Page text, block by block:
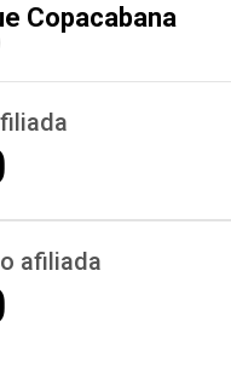
Copacabana
afiliada